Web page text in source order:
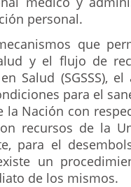
personal.
que
y el flujo de
Salud (SGSSS),
para el
la Nación con
recursos de la
para el
un
de los mismos.